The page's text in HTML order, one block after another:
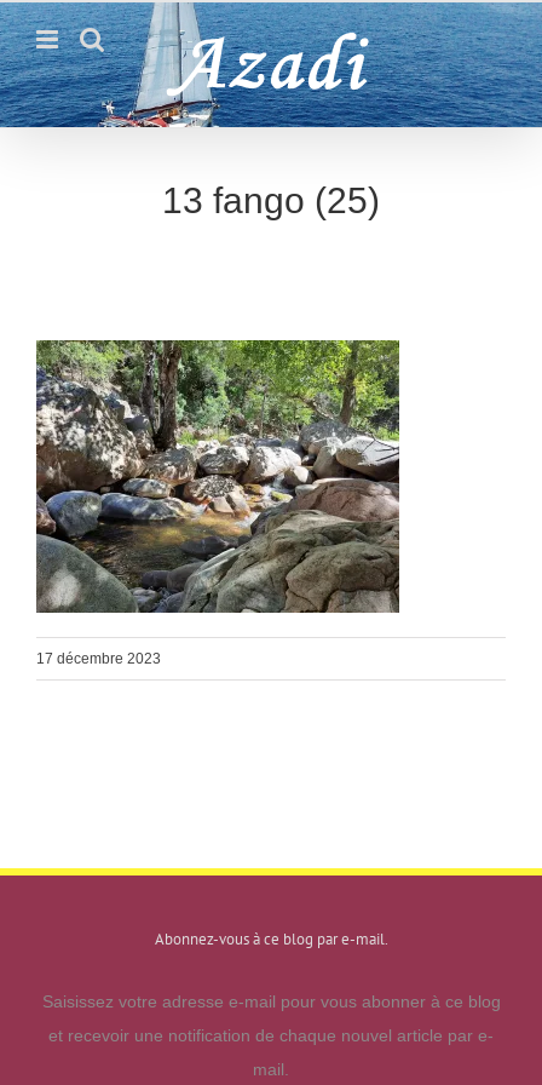
Passer
au
contenu
13 fango (25)
17 décembre 2023
Abonnez-vous à ce blog par e-mail.
Saisissez votre adresse e-mail pour vous abonner à ce blog
et recevoir une notification de chaque nouvel article par e-
mail.